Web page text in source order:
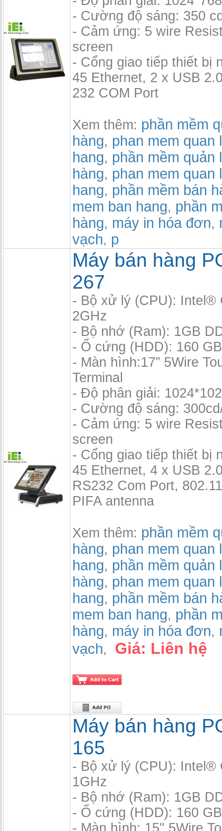
- Cường độ sáng: 350
- Cảm ứng: 5 wire
screen
- Cổng giao tiếp thiết bị
45 Ethernet, 2 x USB
232 COM Port
Xem thêm: phần mềm
hàng, phan mem quan
hang, phần mềm quản
hàng, phan mem quan
hang, phần mềm bán
mem ban hang, phần
hàng, máy in hóa đơn,
vạch, p
Máy bán hàng
267
- Bộ xử lý (CPU): Intel®
2GHz
- Bộ nhớ (Ram): 1GB
- Ổ cứng (HDD): 160
- Màn hình:17” 5Wire
Terminal
- Độ phân giải:
- Cường độ sáng:
- Cảm ứng: 5 wire
screen
- Cổng giao tiếp thiết bị
45 Ethernet, 4 x USB
RS232 Com Port,
PIFA antenna
Xem thêm: phần mềm
hàng, phan mem quan
hang, phần mềm quản
hàng, phan mem quan
hang, phần mềm bán
mem ban hang, phần
hàng, máy in hóa đơn,
vạch, Giá: Liên hệ
Máy bán hàng
165
- Bộ xử lý (CPU): Intel®
1GHz
- Bộ nhớ (Ram): 1GB
- Ổ cứng (HDD): 160
- Màn hình: 15" 5Wire